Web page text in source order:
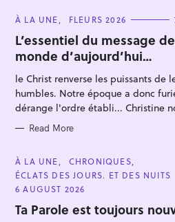
C
T
E
G
O
R
I
E
S
À LA UNE FLEURS 2026
L’essentiel du message
monde d’aujourd’hui…
le Christ renverse les puissants de
humbles. Notre époque a donc
dérange l'ordre établi... Christine
Read More
C
A
T
E
G
O
R
À LA UNE
CHRONIQUES
ÉCLATS DES JOURS. ET DES NUITS
6 AUGUST 2026
Ta Parole est toujours